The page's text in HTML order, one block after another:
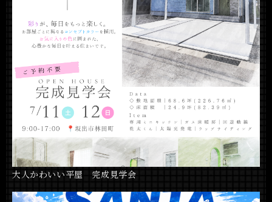
大人かわいい平屋 完成見学会